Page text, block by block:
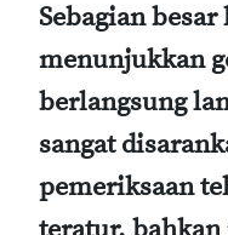
Sebagian
menunjukkan
berlangsung
sangat
pemeriksaan